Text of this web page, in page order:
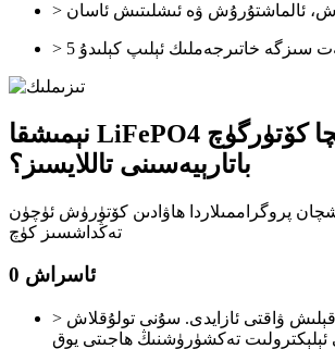
ئالماشتۇرۇش ۋە ئىشلىتىش ئاسان
سىزگە خاتىرجەملىك ئېلىپ كېلىدۇ
نېمىشقا LiFePO4 قايچا كۆتۈرگۈچ
باتارېيەسىنى تاللايسىز؟
پروگراممىلاردا ھاۋادىن كۆتۈرۈش ئۈچۈن
تەڭداشسىز كۈچ
0 ئاسراش
> پىلانسىز توختاپ قېلىش ۋاقتى ئازايدى. سۇنى تولۇقلاش